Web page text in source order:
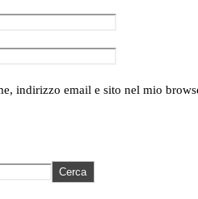
indirizzo email e sito nel mio
Cerca